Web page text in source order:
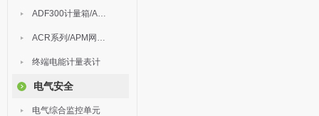
ADF300计量箱/AEW无线计量
ACR系列/APM网络电力仪表
终端电能计量表计
电气安全
电气综合监控单元